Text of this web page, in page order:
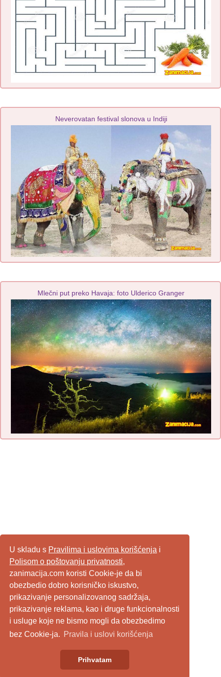
U skladu s Pravilima i uslovima korišćenja i
Polisom o poštovanju privatnosti,
zanimacija.com koristi Cookie-je da bi
obezbedio dobro korisničko iskustvo,
prikazivanje personalizovanog sadržaja,
prikazivanje reklama, kao i druge funkcionalnosti
i usluge koje ne bismo mogli da obezbedimo
bez Cookie-ja. Pravila i uslovi korišćenja
Prihvatam
Neverovatan festival slonova u Indiji
Mlečni put preko Havaja: foto Ulderico Granger